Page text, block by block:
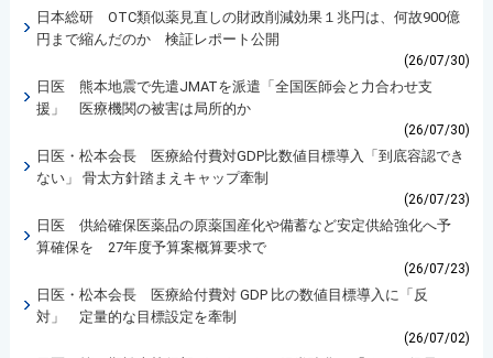
日本総研 OTC類似薬見直しの財政削減効果１兆円は、何故900億
円まで縮んだのか 検証レポート公開
(26/07/30)
日医 熊本地震で先遣JMATを派遣「全国医師会と力合わせ支
援」 医療機関の被害は局所的か
(26/07/30)
日医・松本会長 医療給付費対GDP比数値目標導入「到底容認でき
ない」 骨太方針踏まえキャップ牽制
(26/07/23)
日医 供給確保医薬品の原薬国産化や備蓄など安定供給強化へ予
算確保を 27年度予算案概算要求で
(26/07/23)
日医・松本会長 医療給付費対 GDP 比の数値目標導入に「反
対」 定量的な目標設定を牽制
(26/07/02)